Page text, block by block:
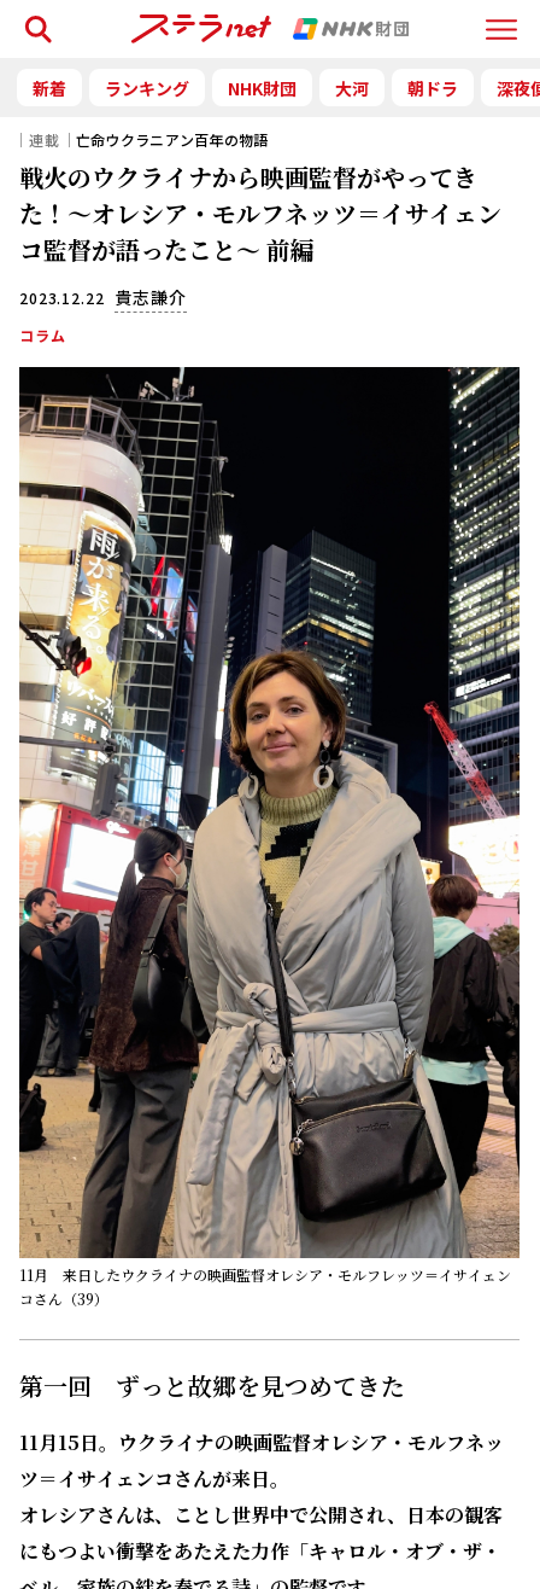
Menu
検索
新着 ランキング NHK財団 大河 朝ドラ 深夜
｜連載｜亡命ウクラニアン百年の物語
戦火のウクライナから映画監督がやってき
た！～オレシア・モルフネッツ＝イサイェン
コ監督が語ったこと～ 前編
2023.12.22 貴志謙介
コラム
11月 来日したウクライナの映画監督オレシア・モルフレッツ＝イサイェン
コさん（39）
第一回 ずっと故郷を見つめてきた
11月15日。ウクライナの映画監督オレシア・モルフネッ
ツ＝イサイェンコさんが来日。
オレシアさんは、ことし世界中で公開され、日本の観客
にもつよい衝撃をあたえた力作「キャロル・オブ・ザ・